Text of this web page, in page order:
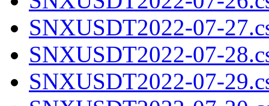
SNXUSDT2022-07-
SNXUSDT2022-07-
SNXUSDT2022-07-